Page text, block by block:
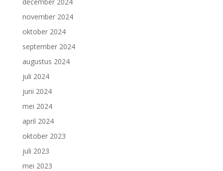
november 2024
oktober 2024
september 2024
augustus 2024
juli 2024
juni 2024
mei 2024
april 2024
oktober 2023
juli 2023
mei 2023